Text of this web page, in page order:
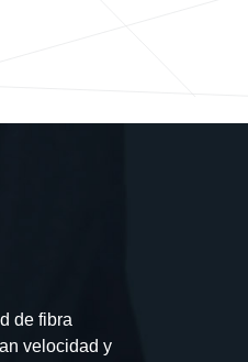
de fibra
velocidad y